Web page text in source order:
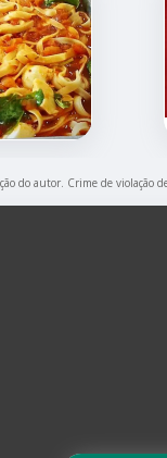
do autor. Crime de violação